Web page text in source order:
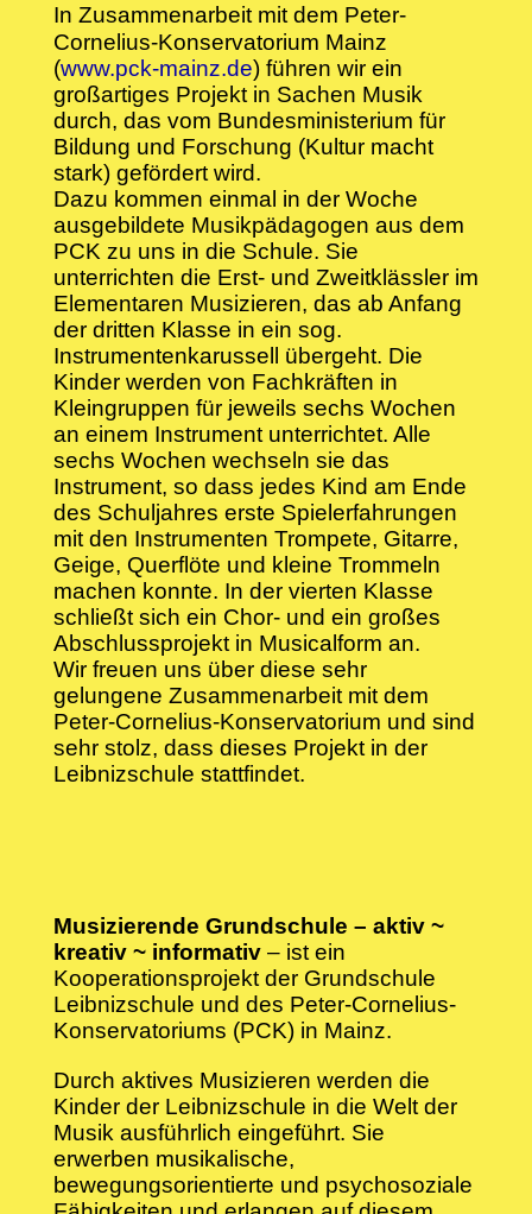
In Zusammenarbeit mit dem Peter-
Cornelius-Konservatorium Mainz
(www.pck-mainz.de) führen wir ein
großartiges Projekt in Sachen Musik
durch, das vom Bundesministerium für
Bildung und Forschung (Kultur macht
stark) gefördert wird.
Dazu kommen einmal in der Woche
ausgebildete Musikpädagogen aus dem
PCK zu uns in die Schule. Sie
unterrichten die Erst- und Zweitklässler im
Elementaren Musizieren, das ab Anfang
der dritten Klasse in ein sog.
Instrumentenkarussell übergeht. Die
Kinder werden von Fachkräften in
Kleingruppen für jeweils sechs Wochen
an einem Instrument unterrichtet. Alle
sechs Wochen wechseln sie das
Instrument, so dass jedes Kind am Ende
des Schuljahres erste Spielerfahrungen
mit den Instrumenten Trompete, Gitarre,
Geige, Querflöte und kleine Trommeln
machen konnte. In der vierten Klasse
schließt sich ein Chor- und ein großes
Abschlussprojekt in Musicalform an.
Wir freuen uns über diese sehr
gelungene Zusammenarbeit mit dem
Peter-Cornelius-Konservatorium und sind
sehr stolz, dass dieses Projekt in der
Leibnizschule stattfindet.
Musizierende Grundschule – aktiv ~
kreativ ~ informativ – ist ein
Kooperationsprojekt der Grundschule
Leibnizschule und des Peter-Cornelius-
Konservatoriums (PCK) in Mainz.
Durch aktives Musizieren werden die
Kinder der Leibnizschule in die Welt der
Musik ausführlich eingeführt. Sie
erwerben musikalische,
bewegungsorientierte und psychosoziale